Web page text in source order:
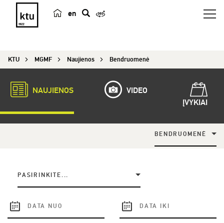
en
e
KTU MGMF Naujienos Bendruomenė
NAUJIENOS
VIDEO
ĮVYKIAI
BENDRUOMENĖ
PASIRINKITE...